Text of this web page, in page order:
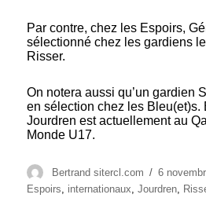
Par contre, chez les Espoirs,
sélectionné chez les gardiens
Risser.
On notera aussi qu’un gardien
en sélection chez les Bleu(et)s.
Jourdren est actuellement au
Monde U17.
Auteur
Bertrand sitercl.com
Publié
le
6
Espoirs, internationaux,Jourdren,